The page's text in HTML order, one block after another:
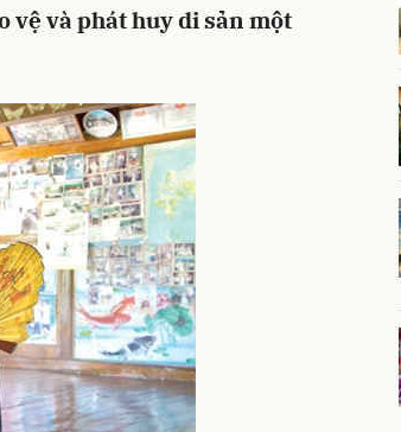
vệ và phát huy di sản một